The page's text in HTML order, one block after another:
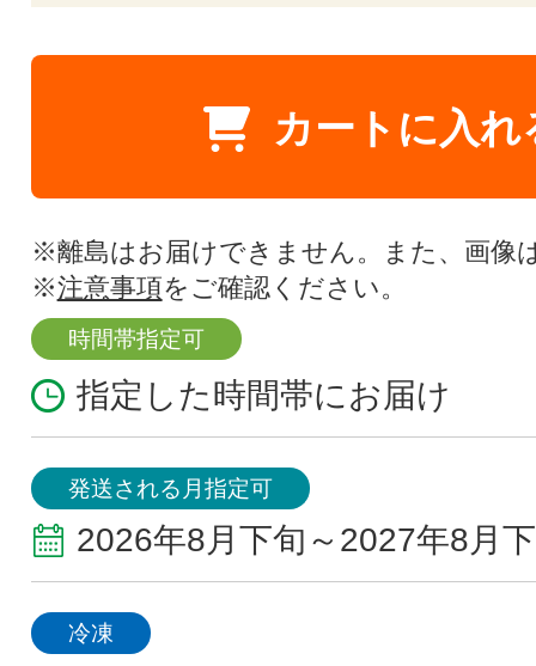
カートに入れ
※離島はお届けできません。また、画像
※注意事項をご確認ください。
時間帯指定可
指定した時間帯にお届け
発送される月指定可
2026年8月下旬～2027年8月
冷凍